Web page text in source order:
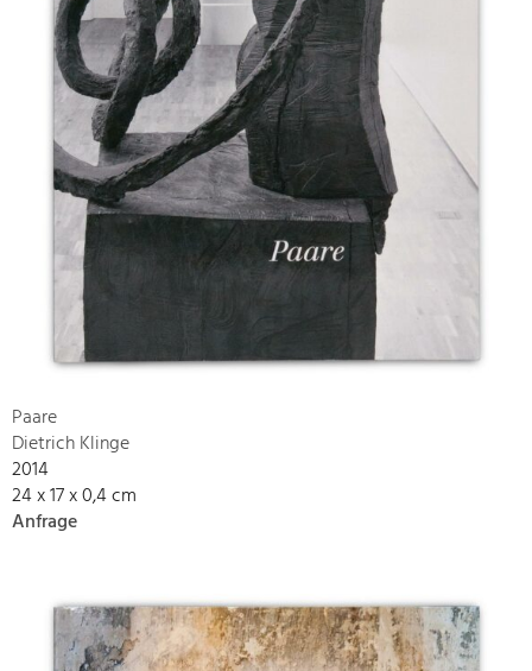
Paare
Dietrich Klinge
2014
24 x 17 x 0,4 cm
Anfrage